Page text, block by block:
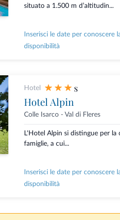
situato a 1.500 m d’altitudin...
Inserisci le date per conoscere
disponibilità
Hotel s
Hotel Alpin
Colle Isarco - Val di Fleres
L'Hotel Alpin si distingue per la
famiglie, a cui...
Inserisci le date per conoscere
disponibilità